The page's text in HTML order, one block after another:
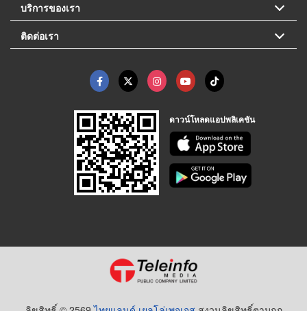
บริการของเรา
ติดต่อเรา
ดาวน์โหลดแอปพลิเคชัน